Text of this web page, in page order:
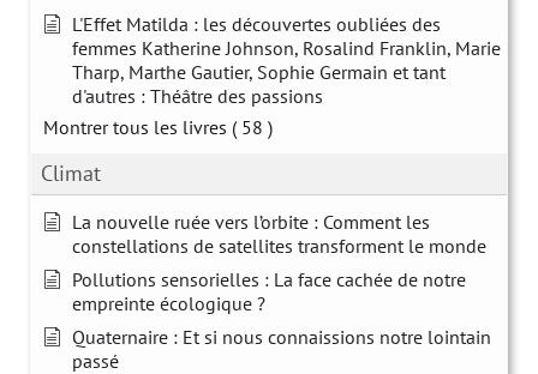
L'Effet Matilda : les découvertes oubliées des
femmes Katherine Johnson, Rosalind Franklin, Marie
Tharp, Marthe Gautier, Sophie Germain et tant
d'autres : Théâtre des passions
Montrer tous les livres ( 58 )
Climat
La nouvelle ruée vers l’orbite : Comment les
constellations de satellites transforment le monde
Pollutions sensorielles : La face cachée de notre
empreinte écologique ?
Quaternaire : Et si nous connaissions notre lointain
passé